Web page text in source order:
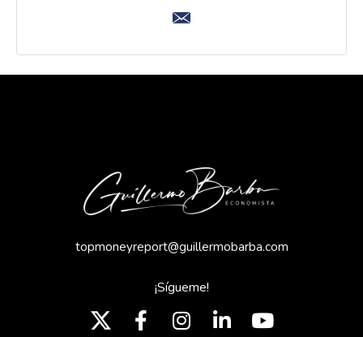
topmoneyreport@guillermobarba.com
¡Sígueme!